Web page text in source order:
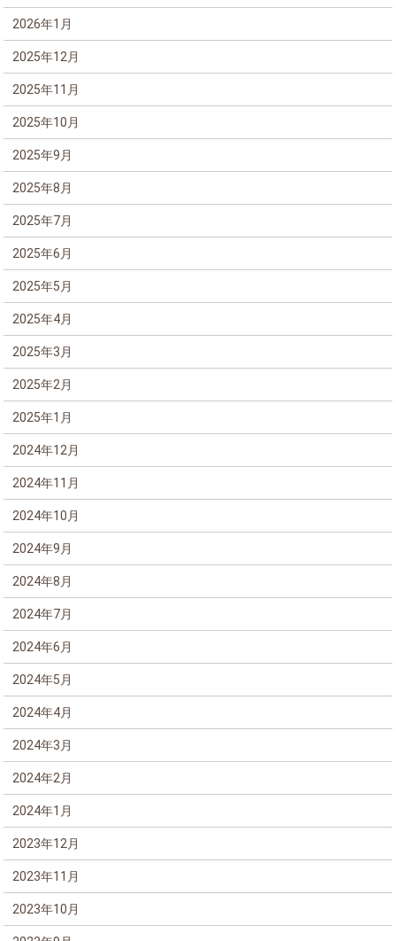
2026年1月
2025年12月
2025年11月
2025年10月
2025年9月
2025年8月
2025年7月
2025年6月
2025年5月
2025年4月
2025年3月
2025年2月
2025年1月
2024年12月
2024年11月
2024年10月
2024年9月
2024年8月
2024年7月
2024年6月
2024年5月
2024年4月
2024年3月
2024年2月
2024年1月
2023年12月
2023年11月
2023年10月